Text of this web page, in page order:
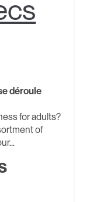
déroule
for adults?
of